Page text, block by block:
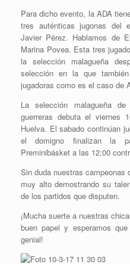
Para dicho evento, la ADA
tres auténticas jugonas del
Javier Pérez. Hablamos de
Marina Povea. Esta tres
la selección malagueña
selección en la que
jugadoras como es el caso de
La selección malagueña
guerreras debuta el viernes
Huelva. El sabado continúan
el domigno finalizan la
Preminibásket a las 12:00
Sin duda nuestras campeonas
muy alto demostrando su
de los partidos que disputen.
¡Mucha suerte a nuestras
buen papel y esperamos
genial!